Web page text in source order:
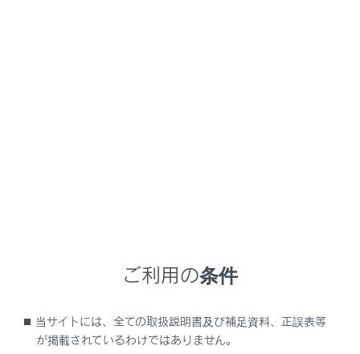
0800-500-5577
※手話通訳サービスによるお問い合わせ
ご利用の条件
当サイトには、全ての取扱説明書及び補足資料、正誤表等
が掲載されているわけではありません。